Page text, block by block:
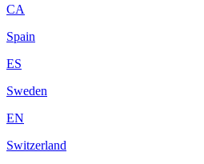
CA
Spain
ES
Sweden
EN
Switzerland